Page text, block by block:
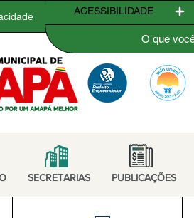
ACESSIBILIDADE
SECRETARIAS PUBLICAÇÕES